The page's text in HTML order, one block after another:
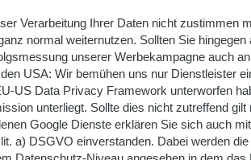
INS NEUE JAHR!
Verarbeitung Ihrer Daten nicht zustimmen
normal weiternutzen. Sollten Sie
unserer Werbekampagne auch
USA: Wir bemühen uns nur Dienstleister
US Data Privacy Framework unterworfen
unterliegt. Sollte dies nicht zutreffend
Google Dienste erklären Sie sich auch
a) DSGVO einverstanden. Dabei werden